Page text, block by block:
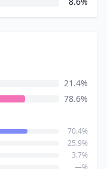
21.4%
78.6%
70.4%
25.9%
3.7%
—%